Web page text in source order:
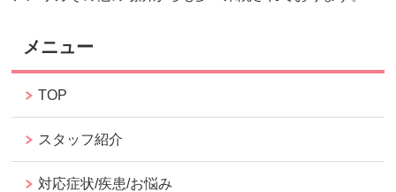
メニュー
TOP
スタッフ紹介
対応症状/疾患/お悩み